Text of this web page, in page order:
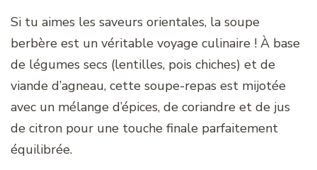
Si tu aimes les saveurs orientales, la soupe
berbère est un véritable voyage culinaire ! À base
de légumes secs (lentilles, pois chiches) et de
viande d’agneau, cette soupe-repas est mijotée
avec un mélange d’épices, de coriandre et de jus
de citron pour une touche finale parfaitement
équilibrée.